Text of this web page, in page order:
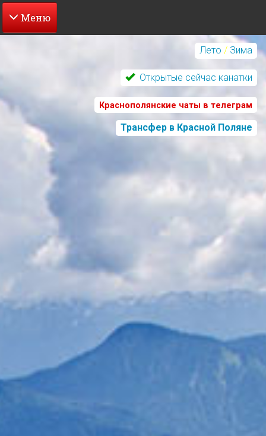
Перейти
содержанию
Лето / Зима
Открытые сейчас канатки
Краснополянские чаты в телеграм
Трансфер в Красной Поляне